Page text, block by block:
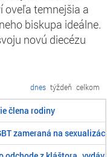
oveľa temnejšia a
biskupa ideálne.
novú diecézu
dnes týždeň celkom
člena rodiny
zameraná na